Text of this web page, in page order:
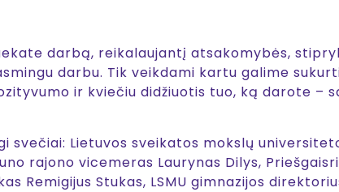
darbą, reikalaujantį atsakomybės,
darbu. Tik veikdami kartu galime sukurti
ir kviečiu didžiuotis tuo, ką darote –
svečiai: Lietuvos sveikatos mokslų
rajono vicemeras Laurynas Dilys,
Stukas, LSMU gimnazijos